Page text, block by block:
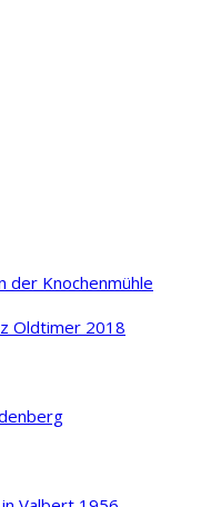
der Knochenmühle
Oldtimer 2018